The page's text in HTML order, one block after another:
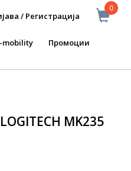
0
/ Регистрација
mobility Промоции
MK235